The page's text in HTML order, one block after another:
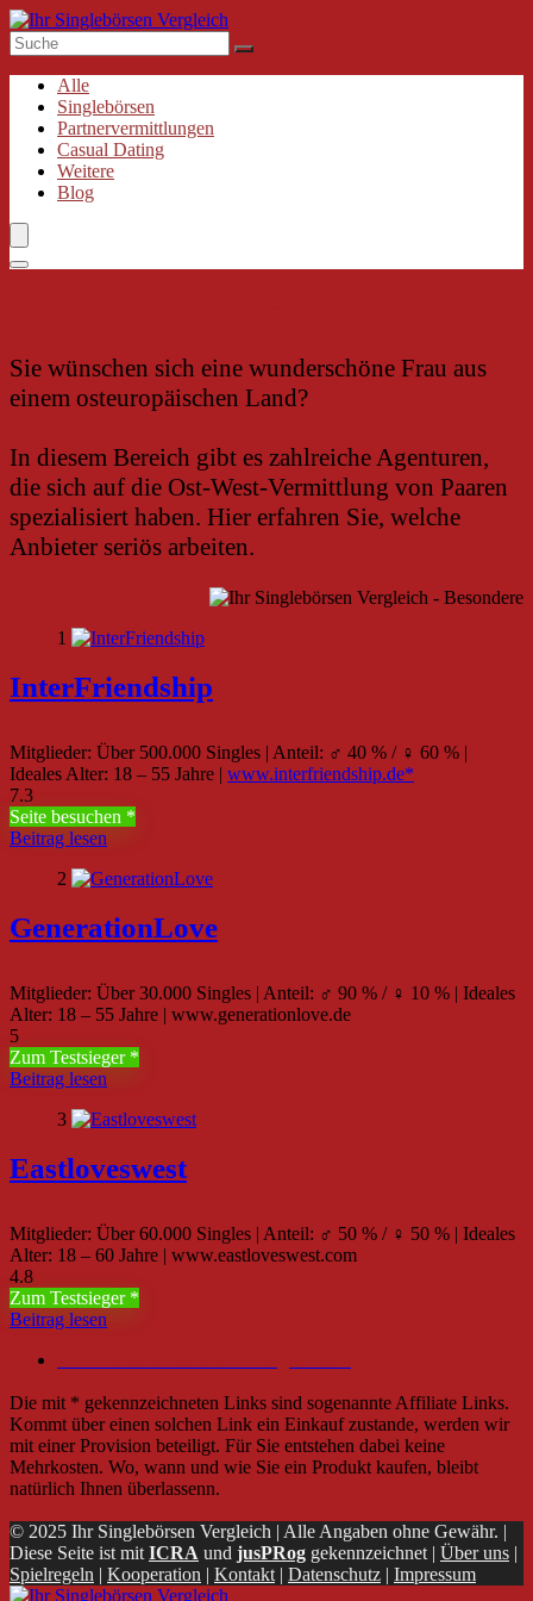
Alle
Singlebörsen
Partnervermittlungen
Casual Dating
Weitere
Blog
Sie wünschen sich eine wunderschöne Frau aus
einem osteuropäischen Land?
In diesem Bereich gibt es zahlreiche Agenturen,
die sich auf die Ost-West-Vermittlung von Paaren
spezialisiert haben. Hier erfahren Sie, welche
Anbieter seriös arbeiten.
1
InterFriendship
Mitglieder: Über 500.000 Singles | Anteil: ♂ 40 % / ♀ 60 % |
Ideales Alter: 18 – 55 Jahre | www.interfriendship.de
7.3
Seite besuchen
Beitrag lesen
2
GenerationLove
Mitglieder: Über 30.000 Singles | Anteil: ♂ 90 % / ♀ 10 % | Ideales
Alter: 18 – 55 Jahre | www.generationlove.de
5
Zum Testsieger
Beitrag lesen
3
Eastloveswest
Mitglieder: Über 60.000 Singles | Anteil: ♂ 50 % / ♀ 50 % | Ideales
Alter: 18 – 60 Jahre | www.eastloveswest.com
4.8
Zum Testsieger
Beitrag lesen
Die mit * gekennzeichneten Links sind sogenannte Affiliate Links.
Kommt über einen solchen Link ein Einkauf zustande, werden wir
mit einer Provision beteiligt. Für Sie entstehen dabei keine
Mehrkosten. Wo, wann und wie Sie ein Produkt kaufen, bleibt
natürlich Ihnen überlassenn.
© 2025 Ihr Singlebörsen Vergleich | Alle Angaben ohne Gewähr. |
Diese Seite ist mit ICRA und jusPRog gekennzeichnet | Über uns |
Spielregeln | Kooperation | Kontakt | Datenschutz | Impressum